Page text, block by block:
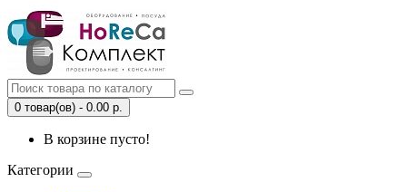
0 товар(ов) - 0.00 р.
В корзине пусто!
Категории